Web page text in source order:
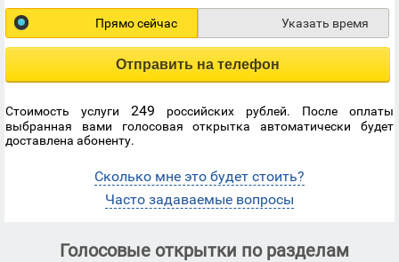
Прямо сейчас Указать время
Отправить на телефон
Стоимость услуги 249 российских рублей. После оплаты
выбранная вами голосовая открытка автоматически будет
доставлена абоненту.
Сколько мне это будет стоить?
Часто задаваемые вопросы
Голосовые открытки по разделам